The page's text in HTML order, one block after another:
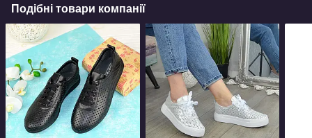
Подібні товари компанії